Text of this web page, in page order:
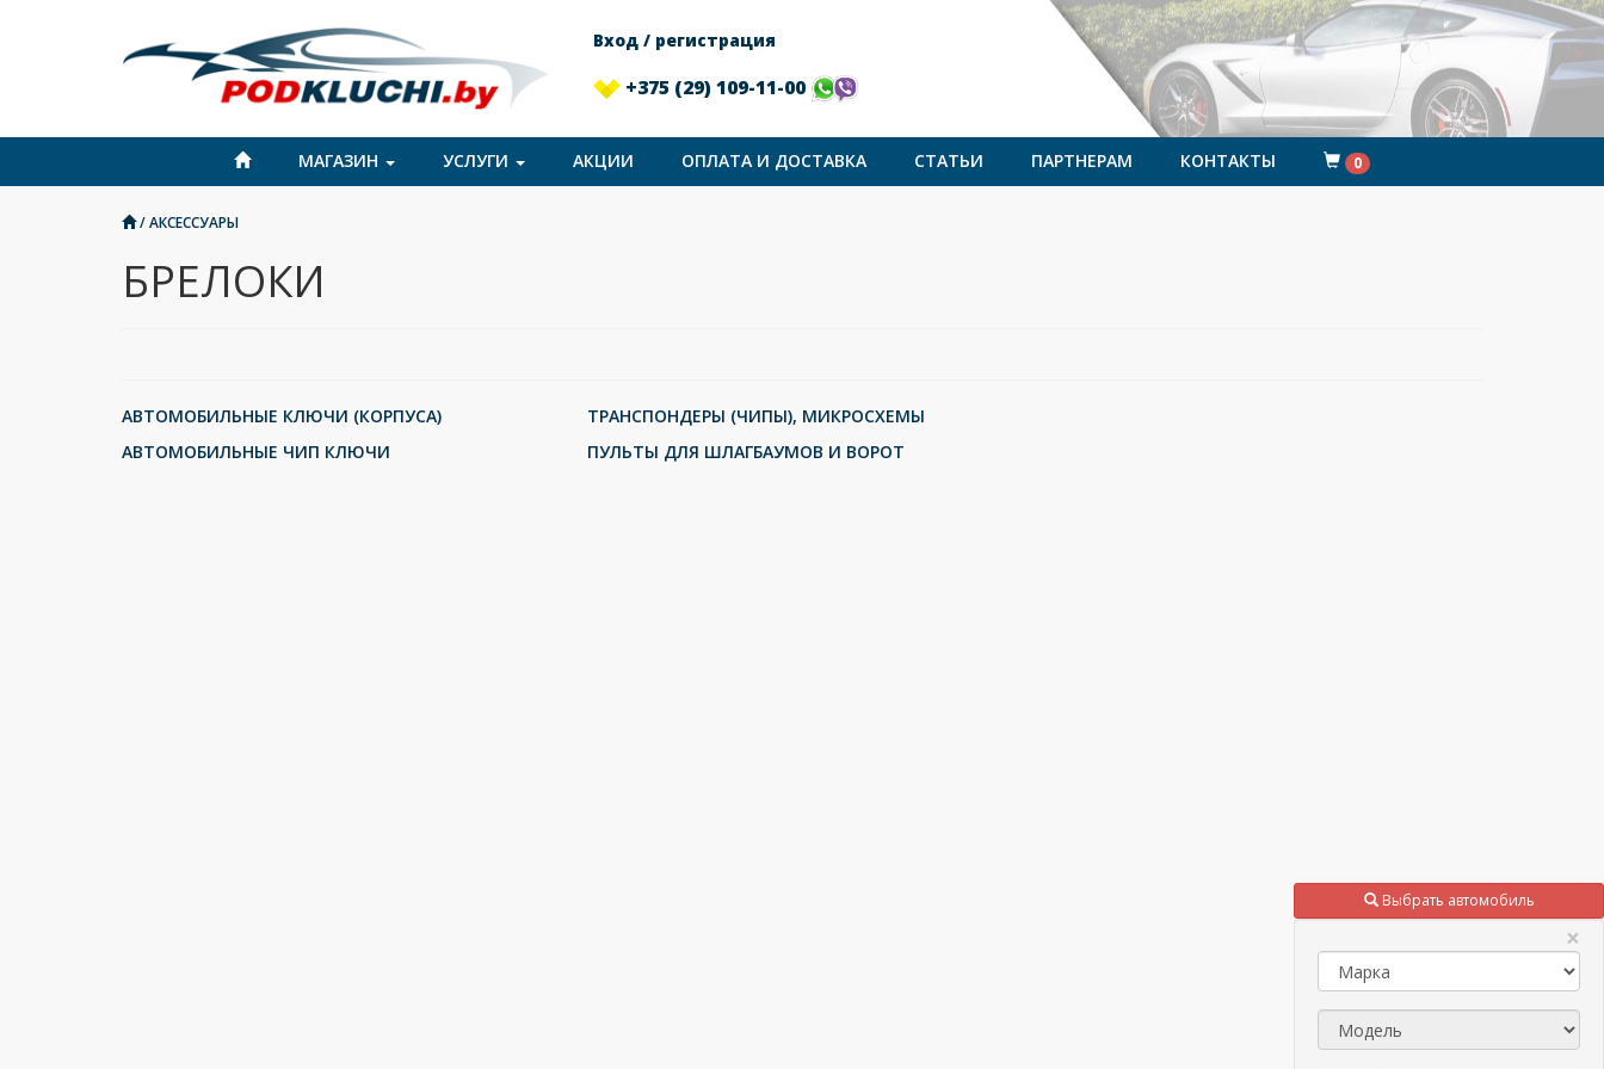
Вход / регистрация
+375 (29) 109-11-00
МАГАЗИН УСЛУГИ АКЦИИ ОПЛАТА И ДОСТАВКА СТАТЬИ ПАРТНЕРАМ КОНТАКТЫ 0
/АКСЕССУАРЫ
БРЕЛОКИ
АВТОМОБИЛЬНЫЕ КЛЮЧИ (КОРПУСА)
АВТОМОБИЛЬНЫЕ ЧИП КЛЮЧИ
ТРАНСПОНДЕРЫ (ЧИПЫ), МИКРОСХЕМЫ
ПУЛЬТЫ ДЛЯ ШЛАГБАУМОВ И ВОРОТ
Выбрать автомобиль
×